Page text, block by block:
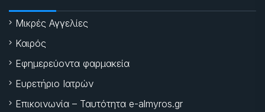
Μικρές Αγγελίες
Καιρός
Εφημερεύοντα φαρμακεία
Ευρετήριο Ιατρών
Επικοινωνία – Ταυτότητα e-almyros.gr